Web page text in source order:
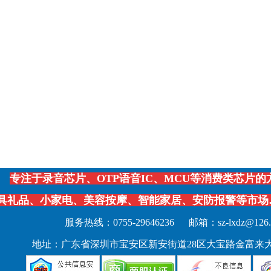
专注于录音芯片、 OTP语音IC、MCU等消费类芯片的
礼品、 小家电、 美容按摩、智能家居、安防报警等市
服务热线：0755-29646236 邮箱： sz-
地址： 广东省深圳 市宝安区新安街道28区大宝路金富来